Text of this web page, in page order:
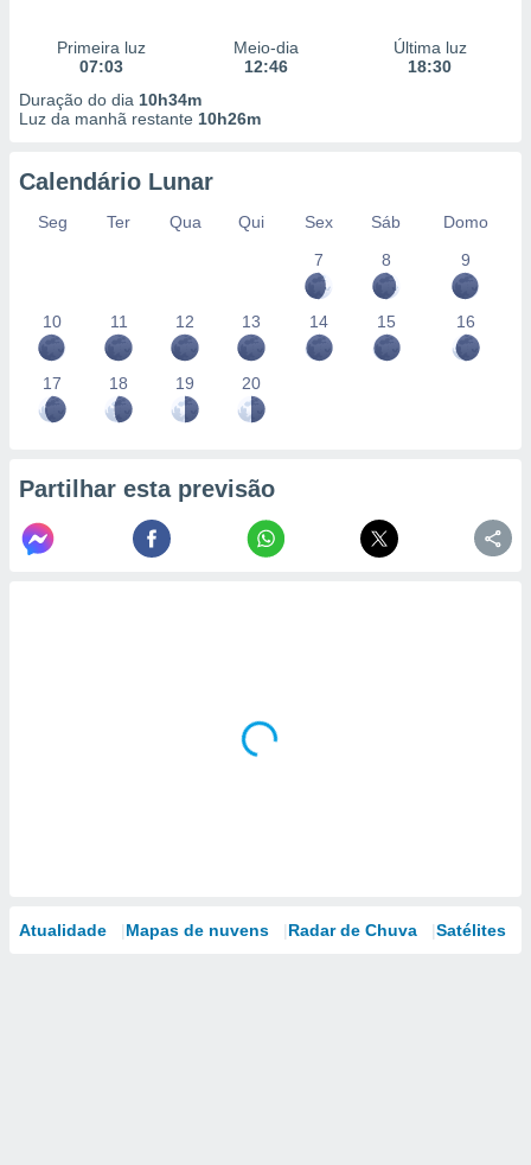
Primeira luz
07:03
Meio-dia
12:46
Última luz
18:30
Duração do dia 10h34m
Luz da manhã restante 10h26m
Calendário Lunar
Seg Ter Qua Qui Sex Sáb
Domo
7
8 9
10 11 12 13 14 15 16
17 18 19 20
Partilhar esta previsão
Atualidade Mapas de nuvens Radar de Chuva Satélites